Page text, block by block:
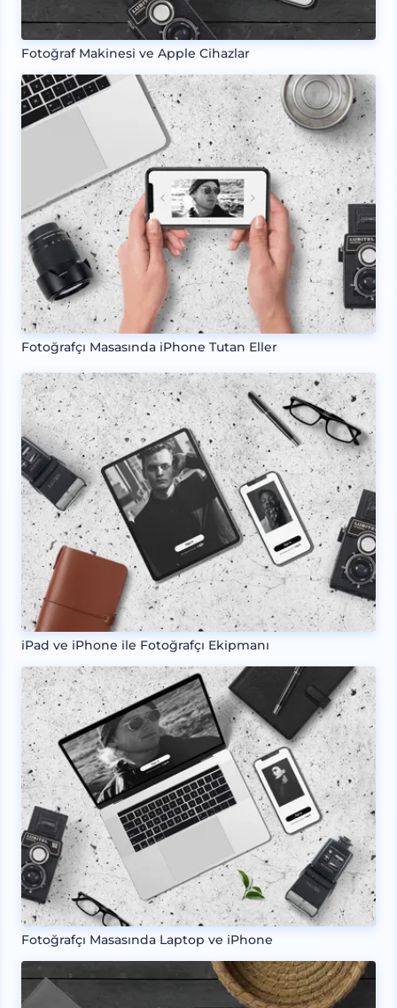
Fotoğraf Makinesi ve Apple Cihazlar
Fotoğrafçı Masasında iPhone Tutan Eller
iPad ve iPhone ile Fotoğrafçı Ekipmanı
Fotoğrafçı Masasında Laptop ve iPhone